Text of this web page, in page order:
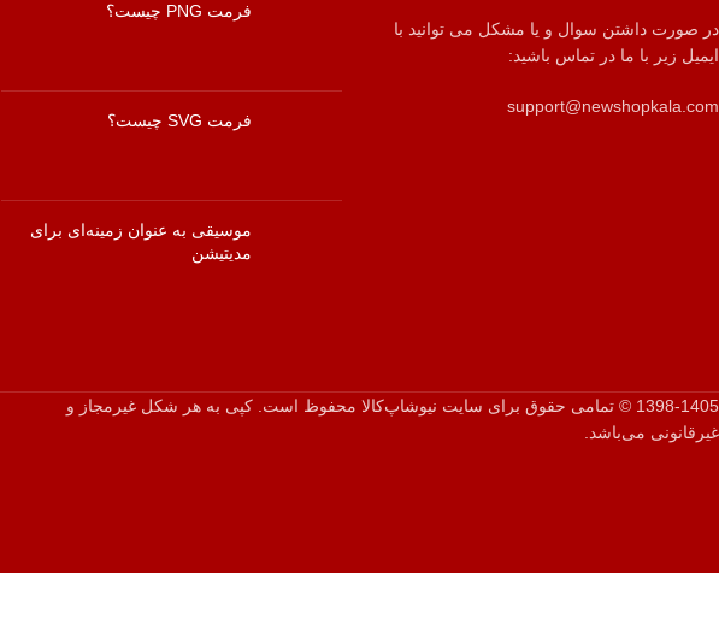
در صورت داشتن سوال و یا مشکل می توانید با
ایمیل زیر با ما در تماس باشید:
support@newshopkala.com
فرمت PNG چیست؟
فرمت SVG چیست؟
موسیقی به عنوان زمینه‌ای برای
مدیتیشن
1398-1405 © تمامی حقوق برای سایت نیوشاپ‌کالا محفوظ است. کپی به هر شکل غیرمجاز و
غیرقانونی می‌باشد.